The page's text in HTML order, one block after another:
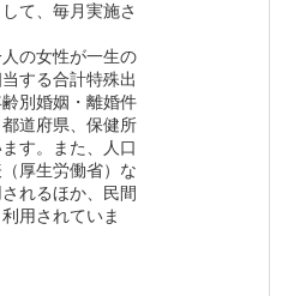
て、毎月実施さ
の女性が一生の
する合計特殊出
別婚姻・離婚件
道府県、保健所
す。また、人口
厚生労働省）な
れるほか、民間
用されていま